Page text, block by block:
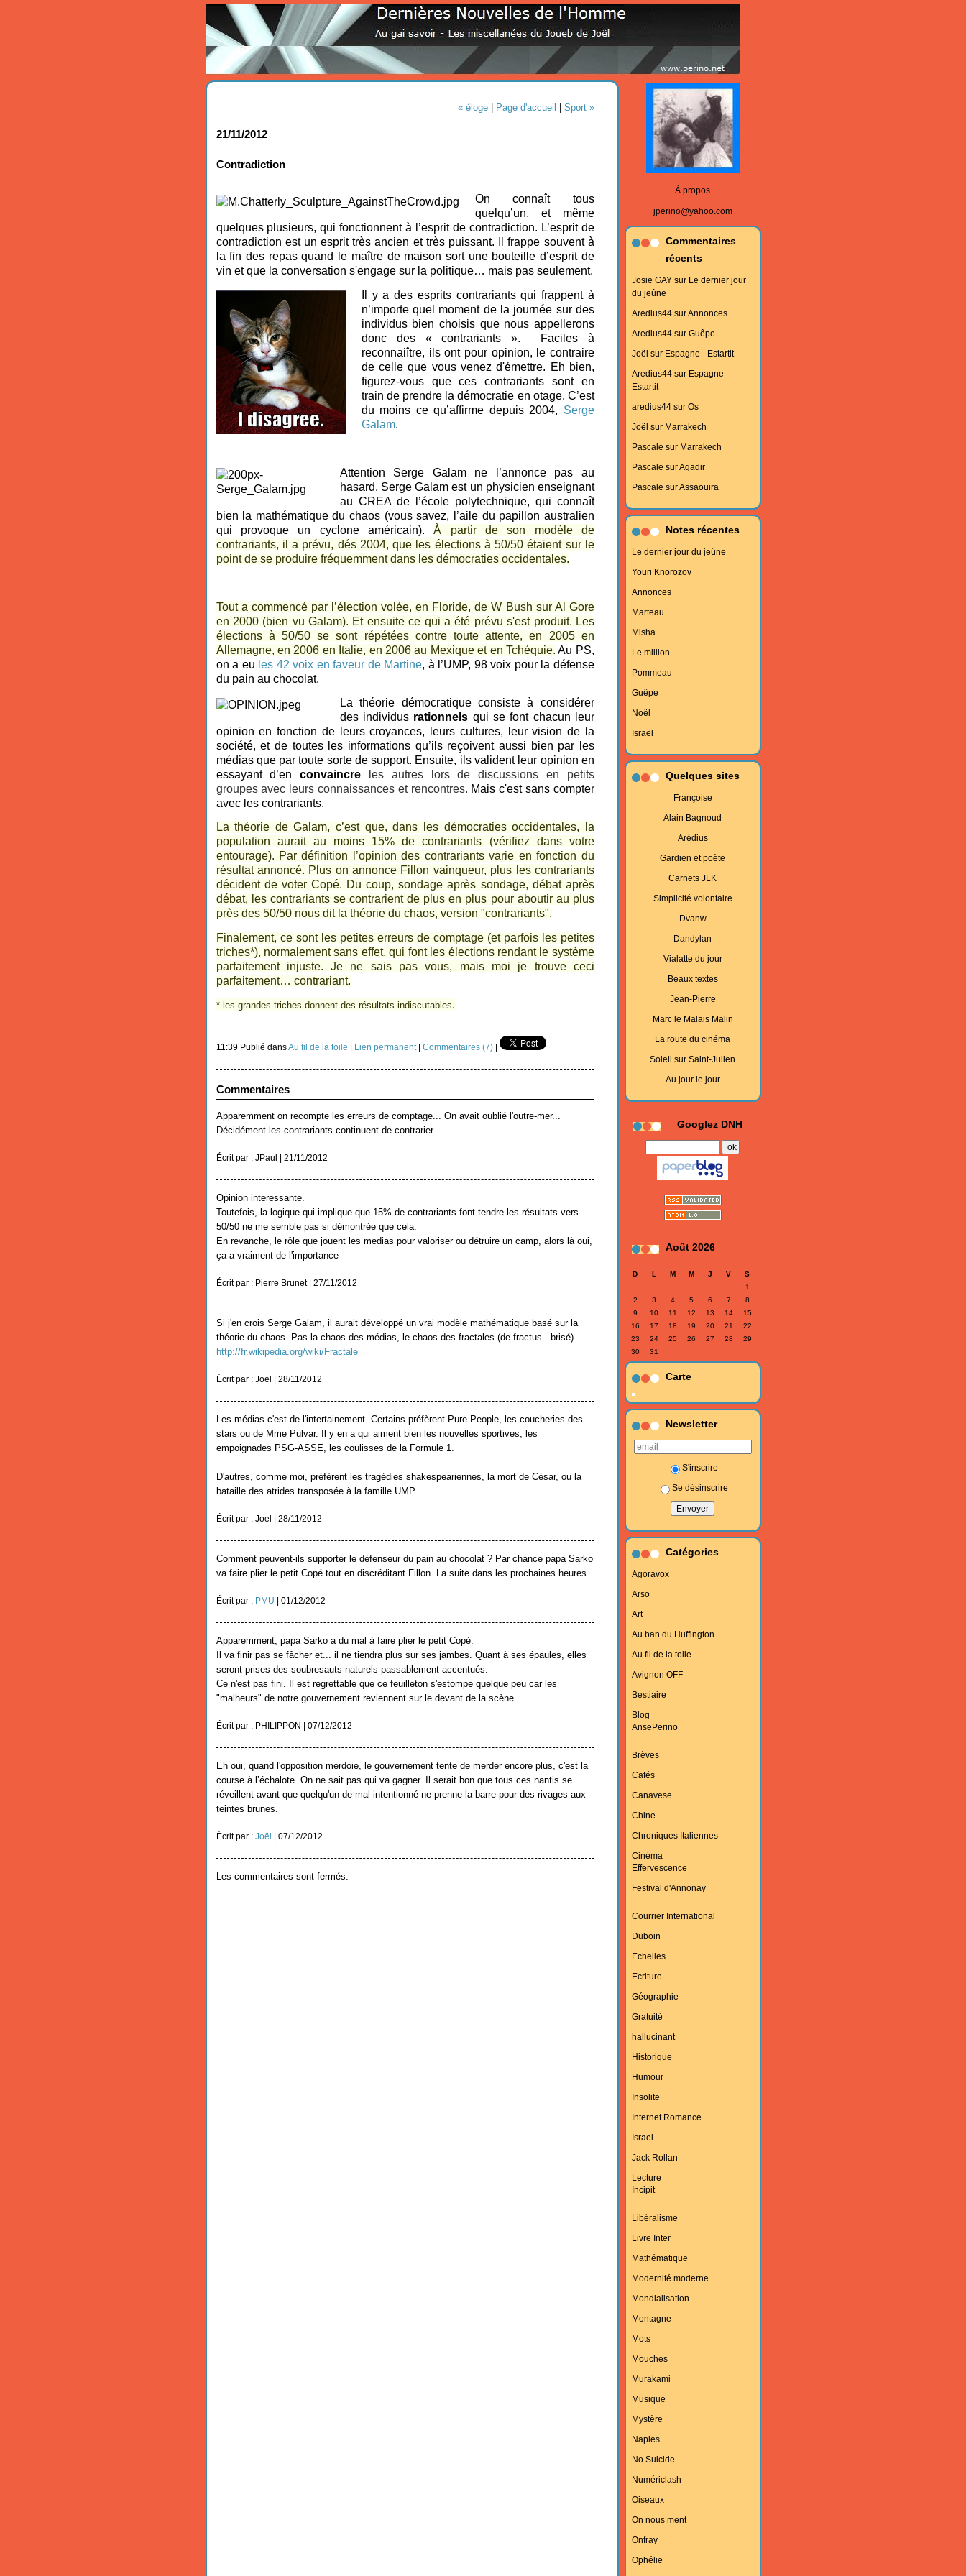
À propos
jperino@yahoo.com
Commentaires
récents
Josie GAYsur Le dernier jour
du jeûne
Aredius44surAnnonces
Aredius44sur Guêpe
Joël sur Espagne - Estartit
Aredius44sur Espagne -
Estartit
aredius44sur Os
Joël sur Marrakech
Pascale sur Marrakech
Pascale surAgadir
Pascale surAssaouira
Notes récentes
Le dernier jour du jeûne
Youri Knorozov
Annonces
Marteau
Misha
Le million
Pommeau
Guêpe
Noël
Israël
Quelques sites
Françoise
Alain Bagnoud
Arédius
Gardien et poète
Carnets JLK
Simplicité volontaire
Dvanw
Dandylan
Vialatte du jour
Beaux textes
Jean-Pierre
Marc le Malais Malin
La route du cinéma
Soleil sur Saint-Julien
Au jour le jour
Googlez DNH
Août 2026
D L M M J V
S
1
2
3 4 5 6 7
8
9
10 11 12 13 14
15
16
17 18 19 20 21
22
23
24 25 26 27 28
29
30
31
Carte
Newsletter
S'inscrire
Se désinscrire
Catégories
Agoravox
Arso
Art
Au ban du Huffington
Au fil de la toile
Avignon OFF
Bestiaire
Blog
AnsePerino
Brèves
Cafés
Canavese
Chine
Chroniques Italiennes
Cinéma
Effervescence
Festival d'Annonay
Courrier International
Duboin
Echelles
Ecriture
Géographie
Gratuité
hallucinant
Historique
Humour
Insolite
Internet Romance
Israel
Jack Rollan
Lecture
Incipit
Libéralisme
Livre Inter
Mathématique
Modernité moderne
Mondialisation
Montagne
Mots
Mouches
Murakami
Musique
Mystère
Naples
No Suicide
Numériclash
Oiseaux
On nous ment
Onfray
Ophélie
« éloge| Page d'accueil Sport »
21/11/2012
Contradiction
On connaît tous
quelqu’un, et même
quelques plusieurs, qui fonctionnent à l’esprit de contradiction. L’esprit de
contradiction est un esprit très ancien et très puissant. Il frappe souvent à
la fin des repas quand le maître de maison sort une bouteille d’esprit de
vin et que la conversation s'engage sur la politique… mais pas seulement.
Il y a des esprits contrariants qui frappent à
n’importe quel moment de la journée sur des
individus bien choisis que nous appellerons
donc des « contrariants ». Faciles à
reconnaiître, ils ont pour opinion, le contraire
de celle que vous venez d'émettre. Eh bien,
figurez-vous que ces contrariants sont en
train de prendre la démocratie en otage. C’est
du moins ce qu’affirme depuis 2004, Serge
Galam.
Attention Serge Galam ne l’annonce pas au
hasard. Serge Galam est un physicien enseignant
au CREA de l’école polytechnique, qui connaît
bien la mathématique du chaos (vous savez, l’ail e du papillon australien
qui provoque un cyclone américain).À partir de son modèle de
contrariants, il a prévu, dés 2004, que les élections à 50/50 étaient sur le
point de se produire fréquemment dans les démocraties occidentales.
Tout a commencé par l’élection volée, en Floride, de W Bush sur Al Gore
en 2000 (bien vu Galam). Et ensuite ce qui a été prévu s'est produit. Les
élections à 50/50 se sont répétées contre toute attente, en 2005 en
Allemagne, en 2006 en Italie, en 2006 au Mexique et en Tchéquie. Au PS,
on a eu les 42 voix en faveur de Martine, à l’UMP, 98 voix pour la défense
du pain au chocolat.
La théorie démocratique consiste à considérer
des individus rationnels qui se font chacun leur
opinion en fonction de leurs croyances, leurs cultures, leur vision de la
société, et de toutes les informations qu’ils reçoivent aussi bien par les
médias que par toute sorte de support. Ensuite, ils valident leur opinion en
essayant d’en
convaincre
les autres lors de discussions en petits
groupes avec leurs connaissances et rencontres. Mais c'est sans compter
avec les contrariants.
La théorie de Galam, c’est que,dans les démocraties occidentales, la
population aurait au moins 15% de contrariants (vérifiez dans votre
entourage). Par définition l’opinion des contrariants varie en fonction du
résultat annoncé. Plus on annonce Fillon vainqueur, plus les contrariants
décident de voter Copé. Du coup, sondage après sondage, débat après
débat, les contrariants se contrarient de plus en plus pour aboutir au plus
près des 50/50 nous dit la théorie du chaos, version "contrariants".
Finalement, ce sont les petites erreurs de comptage (et parfois les petites
triches*), normalement sans effet, qui font les élections rendant le système
parfaitement injuste. Je ne sais pas vous, mais moi je trouve ceci
parfaitement… contrariant.
* les grandes triches donnent des résultats indiscutables.
11:39 Publié dansAu fil de la toile | Lien permanent| Commentaires (7)|
Commentaires
Apparemment on recompte les erreurs de comptage... On avait oublié l'outre-mer...
Décidément les contrariants continuent de contrarier...
Écrit par : JPaul | 21/11/2012
Opinion interessante.
Toutefois, la logique qui implique que 15% de contrariants font tendre les résultats vers
50/50 ne me semble pas si démontrée que cela.
En revanche, le rôle que jouent les medias pour valoriser ou détruire un camp, alors là oui,
ça a vraiment de l'importance
Écrit par : Pierre Brunet | 27/11/2012
Si j'en crois Serge Galam, il aurait développé un vrai modèle mathématique basé sur la
théorie du chaos. Pas la chaos des médias, le chaos des fractales (de fractus - brisé)
http://fr.wikipedia.org/wiki/Fractale
Écrit par : Joel | 28/11/2012
Les médias c'est de l'intertainement. Certains préfèrent Pure People, les coucheries des
stars ou de Mme Pulvar. Il y en a qui aiment bien les nouvelles sportives, les
empoignades PSG-ASSE, les coulisses de la Formule 1.
D'autres, comme moi, préfèrent les tragédies shakespeariennes, la mort de César, ou la
bataille des atrides transposée à la famille UMP.
Écrit par : Joel | 28/11/2012
Comment peuvent-ils supporter le défenseur du pain au chocolat ? Par chance papa Sarko
va faire plier le petit Copé tout en discréditant Fillon. La suite dans les prochaines heures.
Écrit par : PMU | 01/12/2012
Apparemment, papa Sarko a du mal à faire plier le petit Copé.
Il va finir pas se fâcher et... il ne tiendra plus sur ses jambes. Quant à ses épaules, elles
seront prises des soubresauts naturels passablement accentués.
Ce n'est pas fini. Il est regrettable que ce feuilleton s'estompe quelque peu car les
"malheurs" de notre gouvernement reviennent sur le devant de la scène.
Écrit par : PHILIPPON | 07/12/2012
Eh oui, quand l'opposition merdoie, le gouvernement tente de merder encore plus, c'est la
course à l’échalote. On ne sait pas qui va gagner. Il serait bon que tous ces nantis se
réveillent avant que quelqu'un de mal intentionné ne prenne la barre pour des rivages aux
teintes brunes.
Écrit par : Joël | 07/12/2012
Les commentaires sont fermés.